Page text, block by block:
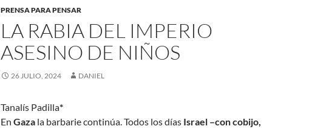
PRENSA PARA PENSAR
LA RABIA DEL IMPERIO
ASESINO DE NIÑOS
26 JULIO, 2024 DANIEL
Tanalís Padilla*
En Gaza la barbarie continúa. Todos los días Israel –con cobijo,